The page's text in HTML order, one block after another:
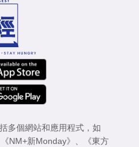
多個網站和應用程式，如
《NM+新Monday》 、
《東方